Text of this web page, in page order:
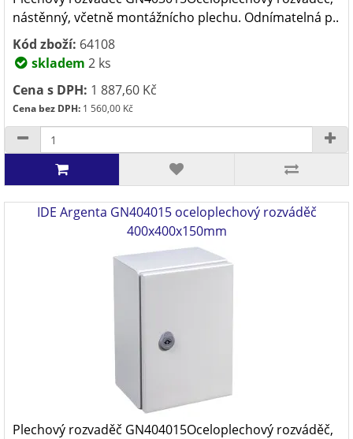
nástěnný, včetně montážnícho plechu. Odnímatelná p..
Kód zboží: 64108
skladem 2 ks
Cena s DPH: 1 887,60 Kč
Cena bez DPH: 1 560,00 Kč
IDE Argenta GN404015 oceloplechový rozváděč
400x400x150mm
Plechový rozvaděč GN404015Oceloplechový rozváděč,